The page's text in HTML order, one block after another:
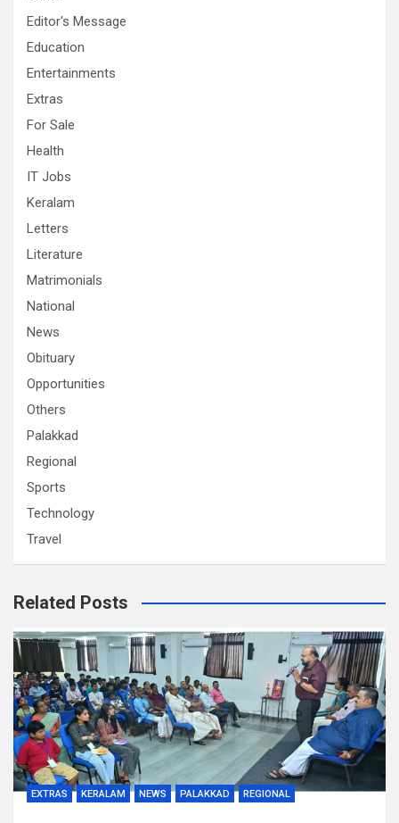
Editor's Message
Education
Entertainments
Extras
For Sale
Health
IT Jobs
Keralam
Letters
Literature
Matrimonials
National
News
Obituary
Opportunities
Others
Palakkad
Regional
Sports
Technology
Travel
Related Posts
EXTRAS KERALAM NEWS PALAKKAD REGIONAL